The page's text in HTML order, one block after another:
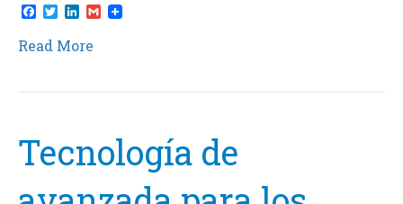
F
a
c
e
o
T
w
i
t
r
L
n
k
I
G
m
Read More
Tecnología de